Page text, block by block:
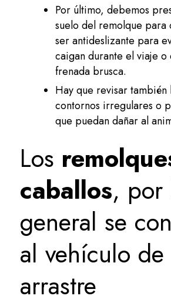
Por último, debemos
suelo del remolque para
ser antideslizante para
caigan durante el viaje o
frenada brusca.
Hay que revisar también
contornos irregulares o
que puedan dañar al
Los
caballos, por
general se
al vehículo de
arrastre